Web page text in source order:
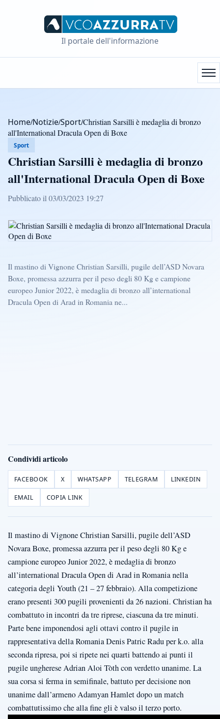
Il portale dell'informazione
Home/Notizie/Sport/Christian Sarsilli è medaglia di bronzo
all'International Dracula Open di Boxe
Sport
Christian Sarsilli è medaglia di bronzo
all'International Dracula Open di Boxe
Pubblicato il 03/03/2023 19:27
Il mastino di Vignone Christian Sarsilli, pugile dell’ASD Novara
Boxe, promessa azzurra per il peso degli 80 Kg e campione
europeo Junior 2022, è medaglia di bronzo all’international
Dracula Open di Arad in Romania ne...
Condividi articolo
FACEBOOK X WHATSAPP TELEGRAM LINKEDIN
EMAIL COPIA LINK
Il mastino di Vignone Christian Sarsilli, pugile dell’ASD
Novara Boxe, promessa azzurra per il peso degli 80 Kg e
campione europeo Junior 2022, è medaglia di bronzo
all’international Dracula Open di Arad in Romania nella
categoria degli Youth (21 – 27 febbraio). Alla competizione
erano presenti 300 pugili provenienti da 26 nazioni. Christian ha
combattuto in incontri da tre riprese, ciascuna da tre minuti.
Parte bene imponendosi agli ottavi contro il pugile in
rappresentativa della Romania Denis Patric Radu per k.o. alla
seconda ripresa, poi si ripete nei quarti battendo ai punti il
pugile ungherese Adrian Aloi Tòth con verdetto unanime. La
sua corsa si ferma in semifinale, battuto per decisione non
unanime dall’armeno Adamyan Hamlet dopo un match
combattutissimo che alla fine gli è valso il terzo porto.